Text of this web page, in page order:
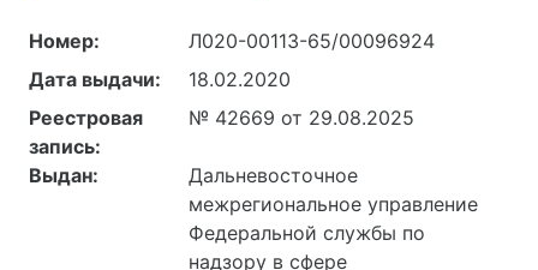
Номер:
Л020-00113-65/00096924
Дата выдачи:
18.02.2020
Реестровая
запись:
№ 42669 от 29.08.2025
Выдан:
Дальневосточное
межрегиональное управление
Федеральной службы по
надзору в сфере